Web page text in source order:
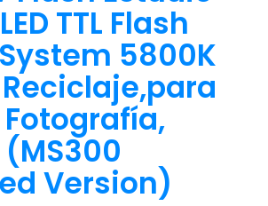
TTL Flash
5800K
Reciclaje,para
Version)